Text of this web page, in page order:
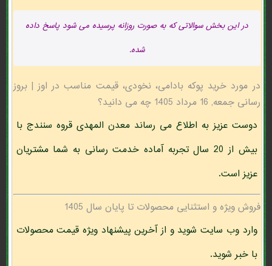
در این بخش سوالاتی که به صورت روزانه پرسیده می شود پاسخ داده
شده.
در مورد خرید پوکه بادامی، نخودی، قیمت مناسب در اوز | بروز
رسانی جمعه, 16 مرداد 1405 چه می دانید؟
دوست عزیز به اطلاع می رساند معدن المهدی قروه سنندج با
بیش از 20 سال تجربه آماده خدمت رسانی به شما مشتریان
عزیز است.
فروش ویژه و استثنایی محصولات تا پایان سال 1405
وارد وب سایت شوید و از آخرین پیشنهاد ویژه قیمت محصولات
با خبر شوید.